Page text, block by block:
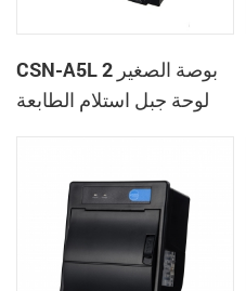
CSN-A5L 2 بوصة الصغير
لوحة جبل استلام الطابعة